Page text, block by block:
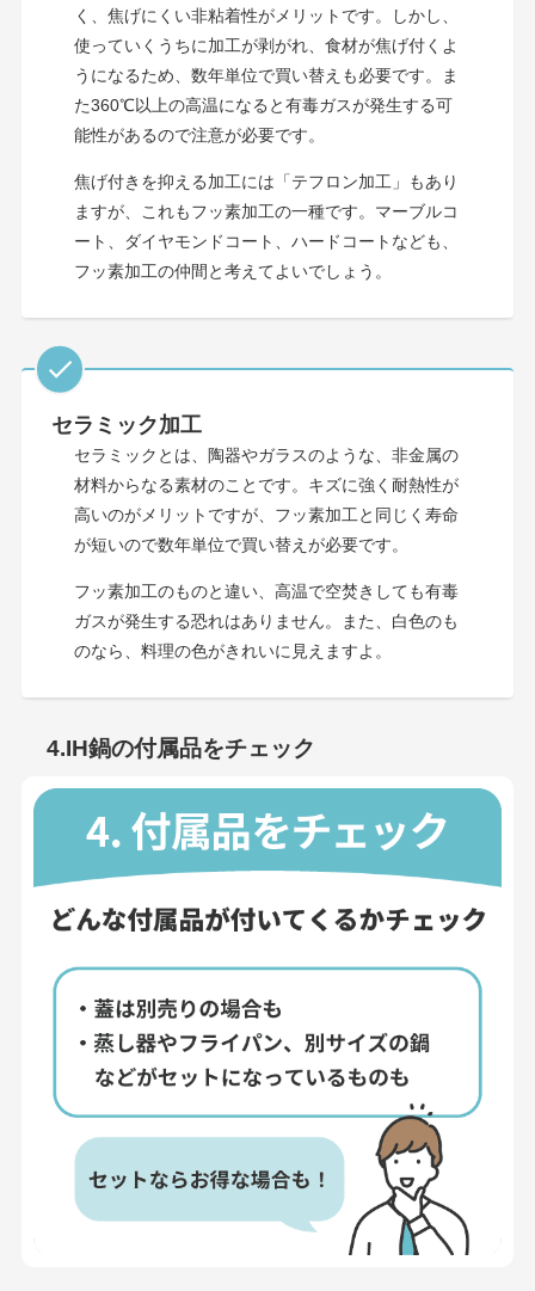
く、焦げにくい非粘着性がメリットです。しかし、
使っていくうちに加工が剥がれ、食材が焦げ付くよ
うになるため、数年単位で買い替えも必要です。ま
た360℃以上の高温になると有毒ガスが発生する可
能性があるので注意が必要です。
焦げ付きを抑える加工には「テフロン加工」もあり
ますが、これもフッ素加工の一種です。マーブルコ
ート、ダイヤモンドコート、ハードコートなども、
フッ素加工の仲間と考えてよいでしょう。
セラミック加工
セラミックとは、陶器やガラスのような、非金属の
材料からなる素材のことです。キズに強く耐熱性が
高いのがメリットですが、フッ素加工と同じく寿命
が短いので数年単位で買い替えが必要です。
フッ素加工のものと違い、高温で空焚きしても有毒
ガスが発生する恐れはありません。また、白色のも
のなら、料理の色がきれいに見えますよ。
4.IH鍋の付属品をチェック